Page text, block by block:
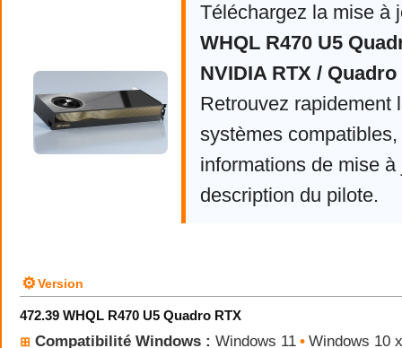
Téléchargez la mise à
WHQL R470 U5
NVIDIA RTX /
Retrouvez rapidement
systèmes compatibles,
informations de mise à
description du pilote.
⚙Version
472.39 WHQL R470 U5 Quadro RTX
⊞ Compatibilité Windows : Windows 11 • Windows 10